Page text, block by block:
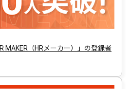
MAKER（HRメーカー）」の登録者